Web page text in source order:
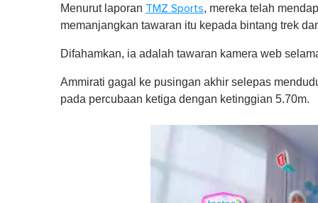
Menurut laporan TMZ Sports, mereka telah
memanjangkan tawaran itu kepada bintang trek
Difahamkan, ia adalah tawaran kamera web
Ammirati gagal ke pusingan akhir selepas
pada percubaan ketiga dengan ketinggian 5.70m.